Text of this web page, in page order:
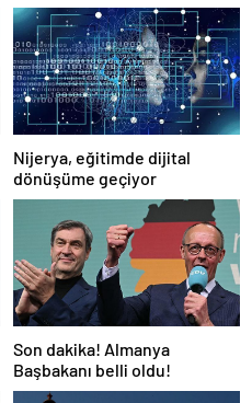
Nijerya, eğitimde dijital
dönüşüme geçiyor
Son dakika! Almanya
Başbakanı belli oldu!